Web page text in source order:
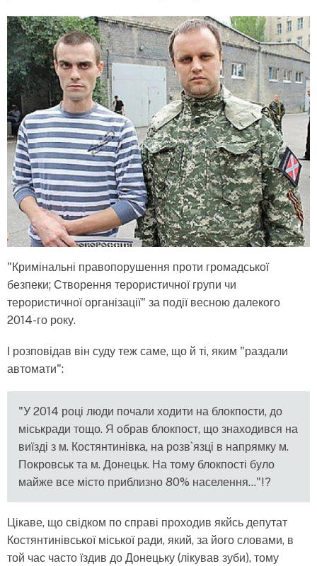
"Кримінальні правопорушення проти громадської
безпеки; Створення терористичної групи чи
терористичної організації" за події весною далекого
2014-го року.
І розповідав він суду теж саме, що й ті, яким "раздали
автомати":
"У 2014 році люди почали ходити на блокпости, до
міськради тощо. Я обрав блокпост, що знаходився на
виїзді з м. Костянтинівка, на розв`язці в напрямку м.
Покровськ та м. Донецьк. На тому блокпості було
майже все місто приблизно 80% населення..."!?
Цікаве, що свідком по справі проходив якйсь депутат
Костянтинівської міської ради, який, за його словами, в
той час часто їздив до Донецьку (лікував зуби), тому